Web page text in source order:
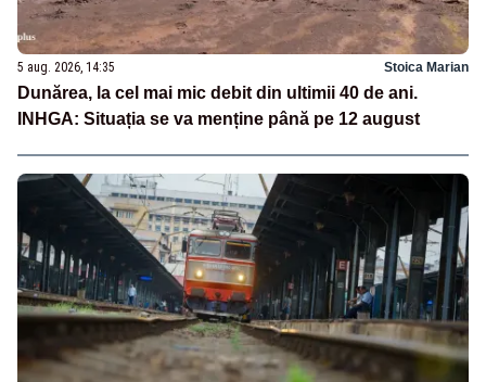
5 aug. 2026, 14:35 Stoica Marian
Dunărea, la cel mai mic debit din ultimii 40 de ani.
INHGA: Situația se va menține până pe 12 august